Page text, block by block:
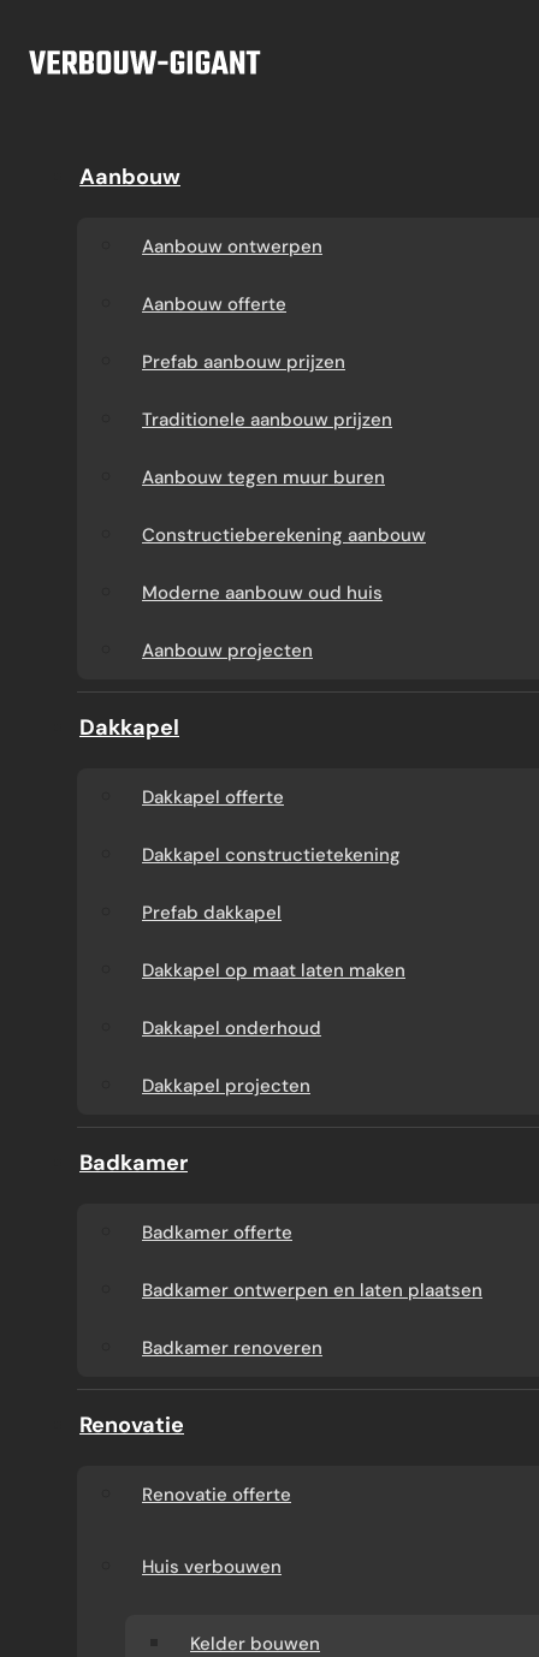
Aanbouw
Aanbouw offerte
Prefab aanbouw
prijzen
Traditionele aanbouw
prijzen
Aanbouw tegen muur
buren
Constructieberekening
Moderne aanbouw
Prefab dakkapel
laten maken
Dakkapel
Dakkapel projecten
Aanbouw
Aanbouw ontwerpen
Aanbouw offerte
Prefab aanbouw prijzen
Traditionele aanbouw prijzen
Aanbouw tegen muur buren
Constructieberekening aanbouw
Moderne aanbouw oud huis
Aanbouw projecten
Dakkapel
Dakkapel offerte
Dakkapel constructietekening
Prefab dakkapel
Dakkapel op maat laten maken
Dakkapel onderhoud
Dakkapel projecten
Badkamer
Badkamer offerte
Badkamer ontwerpen en laten plaatsen
Badkamer renoveren
Renovatie
Renovatie offerte
Huis verbouwen
Kelder bouwen